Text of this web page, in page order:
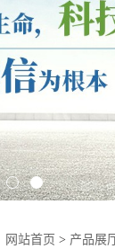
网站首页 > 产品展